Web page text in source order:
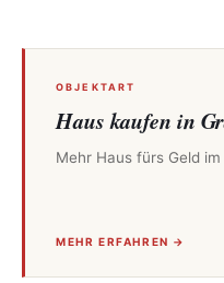
OBJEKTART
Haus kaufen in
Mehr Haus fürs Geld
MEHR ERFAHREN →